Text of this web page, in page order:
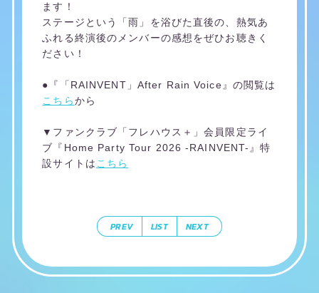
ます！
ステージという「雨」を浴びた直後の、熱気あ
ふれる終演後のメンバーの感想をぜひお聴きく
ださい！
●『「RAINVENT」After Rain Voice』の閲覧は
こちらから
▼ファンクラブ「フレハウス＋」会員限定ライ
ブ『Home Party Tour 2026 -RAINVENT-』特
設サイトはこちら
PREV LIST NEXT